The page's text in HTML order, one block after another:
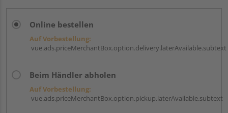
Online bestellen
Auf Vorbestellung:
vue.ads.priceMerchantBox.option.delivery.laterAvailable.subtext
Beim Händler abholen
Auf Vorbestellung:
vue.ads.priceMerchantBox.option.pickup.laterAvailable.subtext